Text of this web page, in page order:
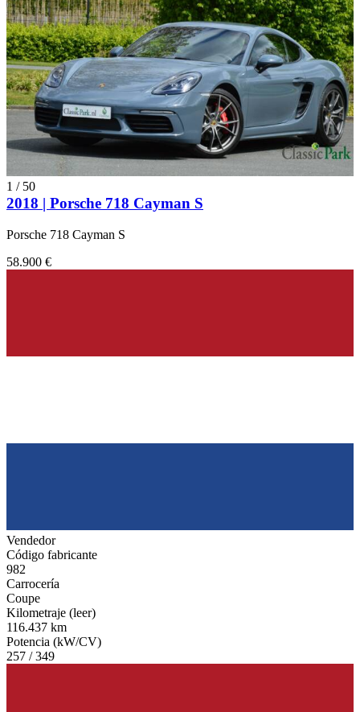
1 / 50
2018 | Porsche 718 Cayman S
Porsche 718 Cayman S
58.900 €
Vendedor
Código fabricante
982
Carrocería
Coupe
Kilometraje (leer)
116.437 km
Potencia (kW/CV)
257 / 349